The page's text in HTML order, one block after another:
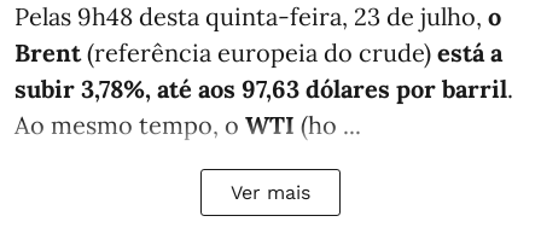
Pelas 9h48 desta quinta-feira, 23 de julho, o
Brent(referência europeia do crude) está a
subir 3,78%, até aos 97,63 dólares por barril.
Ao mesmo tempo, o WTI (ho ...
Ver mais